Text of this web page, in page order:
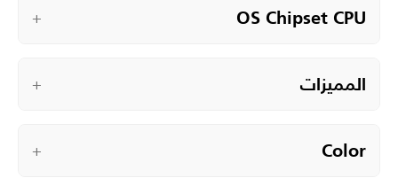
OS Chipset CPU
+
المميزات +
Color
+